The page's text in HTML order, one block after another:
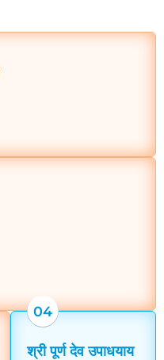
04
श्री पूर्ण देव उपाधयाय